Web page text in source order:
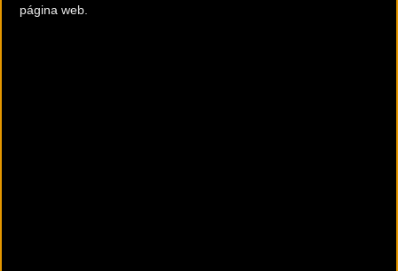
página web.Si ya lo estás puedes ir a: